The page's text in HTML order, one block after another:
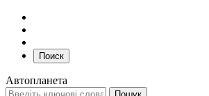
Поиск
Автопланета